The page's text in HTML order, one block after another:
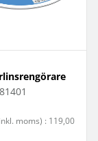
moms) : 119,00